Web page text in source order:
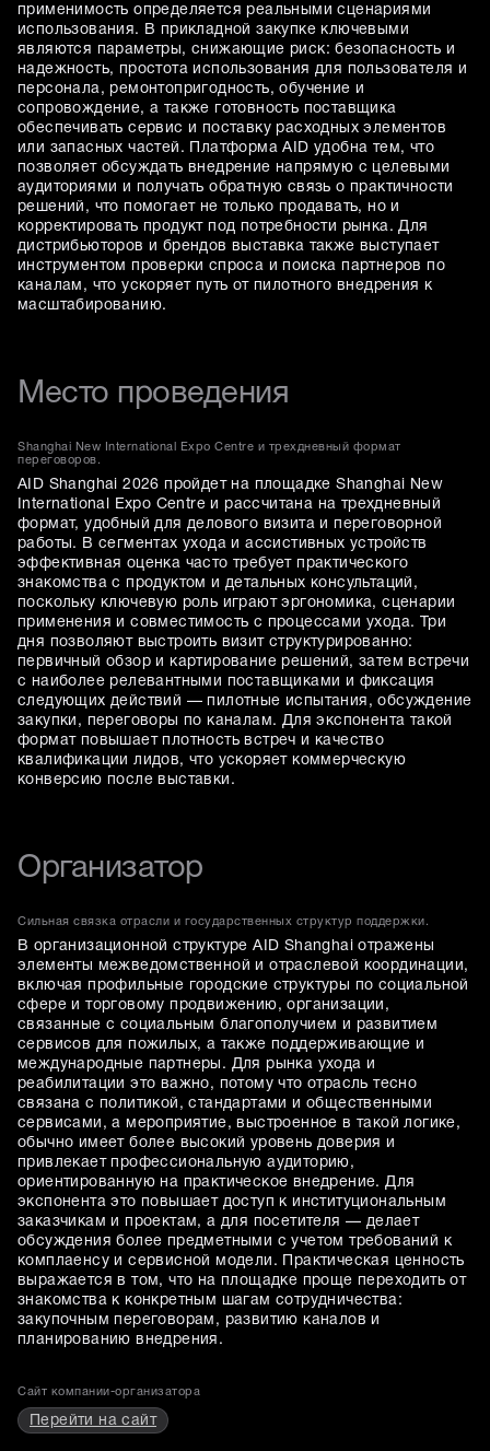
применимость определяется реальными сценариями
использования. В прикладной закупке ключевыми
являются параметры, снижающие риск: безопасность и
надежность, простота использования для пользователя и
персонала, ремонтопригодность, обучение и
сопровождение, а также готовность поставщика
обеспечивать сервис и поставку расходных элементов
или запасных частей. Платформа AID удобна тем, что
позволяет обсуждать внедрение напрямую с целевыми
аудиториями и получать обратную связь о практичности
решений, что помогает не только продавать, но и
корректировать продукт под потребности рынка. Для
дистрибьюторов и брендов выставка также выступает
инструментом проверки спроса и поиска партнеров по
каналам, что ускоряет путь от пилотного внедрения к
масштабированию.
Место проведения
Shanghai New International Expo Centre и трехдневный формат
переговоров.
AID Shanghai 2026 пройдет на площадке Shanghai New
International Expo Centre и рассчитана на трехдневный
формат, удобный для делового визита и переговорной
работы. В сегментах ухода и ассистивных устройств
эффективная оценка часто требует практического
знакомства с продуктом и детальных консультаций,
поскольку ключевую роль играют эргономика, сценарии
применения и совместимость с процессами ухода. Три
дня позволяют выстроить визит структурированно:
первичный обзор и картирование решений, затем встречи
с наиболее релевантными поставщиками и фиксация
следующих действий — пилотные испытания, обсуждение
закупки, переговоры по каналам. Для экспонента такой
формат повышает плотность встреч и качество
квалификации лидов, что ускоряет коммерческую
конверсию после выставки.
Организатор
Сильная связка отрасли и государственных структур поддержки.
В организационной структуре AID Shanghai отражены
элементы межведомственной и отраслевой координации,
включая профильные городские структуры по социальной
сфере и торговому продвижению, организации,
связанные с социальным благополучием и развитием
сервисов для пожилых, а также поддерживающие и
международные партнеры. Для рынка ухода и
реабилитации это важно, потому что отрасль тесно
связана с политикой, стандартами и общественными
сервисами, а мероприятие, выстроенное в такой логике,
обычно имеет более высокий уровень доверия и
привлекает профессиональную аудиторию,
ориентированную на практическое внедрение. Для
экспонента это повышает доступ к институциональным
заказчикам и проектам, а для посетителя — делает
обсуждения более предметными с учетом требований к
комплаенсу и сервисной модели. Практическая ценность
выражается в том, что на площадке проще переходить от
знакомства к конкретным шагам сотрудничества:
закупочным переговорам, развитию каналов и
планированию внедрения.
Сайт компании-организатора
Перейти на сайт